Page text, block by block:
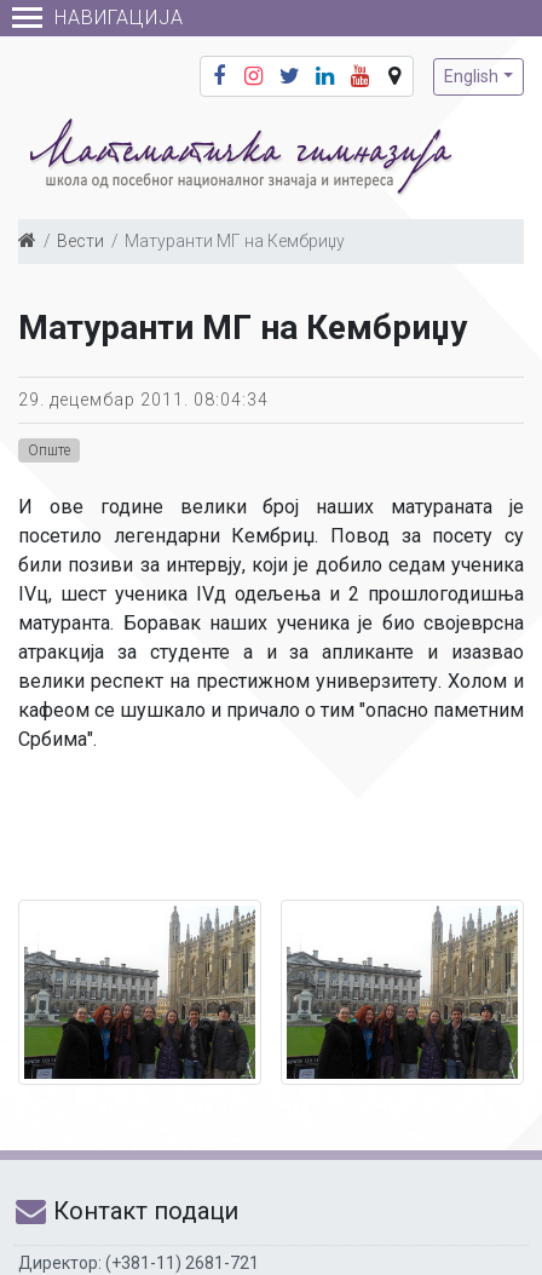
НАВИГАЦИЈА
English
Вести Матуранти МГ на Кембриџу
Матуранти МГ на Кембриџу
29. децембар 2011. 08:04:34
Опште
И ове године велики број наших матураната је
посетило легендарни Кембриџ. Повод за посету су
били позиви за интервју, који је добило седам ученика
IVц, шест ученика IVд одељења и 2 прошлогодишња
матуранта. Боравак наших ученика је био својеврсна
атракција за студенте а и за апликанте и изазвао
велики респект на престижном универзитету. Холом и
кафеом се шушкало и причало о тим "опасно паметним
Србима".
Контакт подаци
Директор: (+381-11) 2681-721